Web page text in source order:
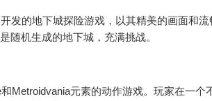
发的地下城探险游戏，以其精美的画面和
随机生成的地下城，充满挑战。
Metroidvania元素的动作游戏。玩家在一